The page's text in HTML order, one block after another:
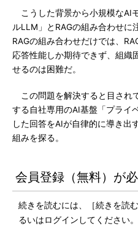
こうした背景から小規模なAI
ルLLM」とRAGの組み合わせに
RAGの組み合わせだけでは、
応答性能しか期待できず、組織
せるのは困難だ。
この問題を解決すると目され
する自社専用のAI基盤「プライ
した回答をAIが自律的に導き出
組みを探る。
会員登録（無料）が
続きを読むには、［続きを読
るいはログインしてください。